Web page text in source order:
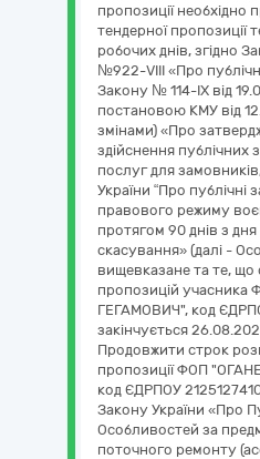
пропозиції
тендерної пропозиції
робочих днів, згідно
№922-VIII «Про
Закону № 114-IX від
постановою КМУ від
змінами) «Про
здійснення публічних
послуг для
України “Про публічні
правового режиму
протягом 90 днів з
скасування» (далі -
вищевказане та те, що
пропозицій
ГЕГАМОВИЧ", код
закінчується
Продовжити строк
пропозиції ФОП
код ЄДРПОУ
Закону України «Про
Особливостей за
поточного ремонту